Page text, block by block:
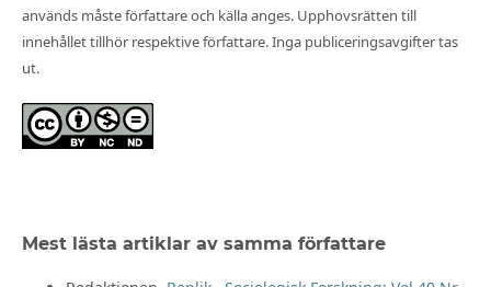
används måste författare och källa anges. Upphovsrätten till
innehållet tillhör respektive författare. Inga publiceringsavgifter tas
ut.
Mest lästa artiklar av samma författare